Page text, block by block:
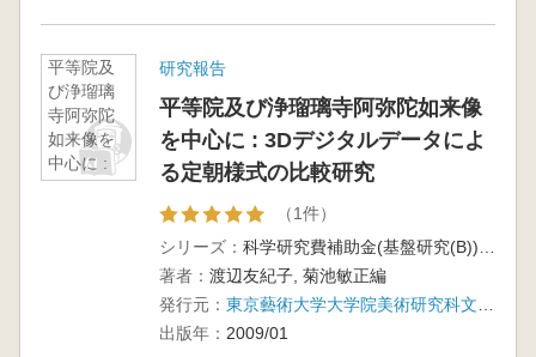
平等院及
び浄瑠璃
寺阿弥陀
如来像を
中心に :
3Dデジタ
研究報告
平等院及び浄瑠璃寺阿弥陀如来像
を中心に : 3Dデジタルデータによ
る定朝様式の比較研究
（1件）
シリーズ：
著者： 渡辺友紀子, 菊池敏正編
発行元：
出版年： 2009/01